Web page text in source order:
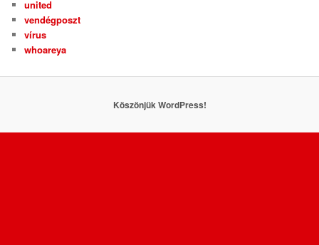
united
vendégposzt
vírus
whoareya
Köszönjük WordPress!